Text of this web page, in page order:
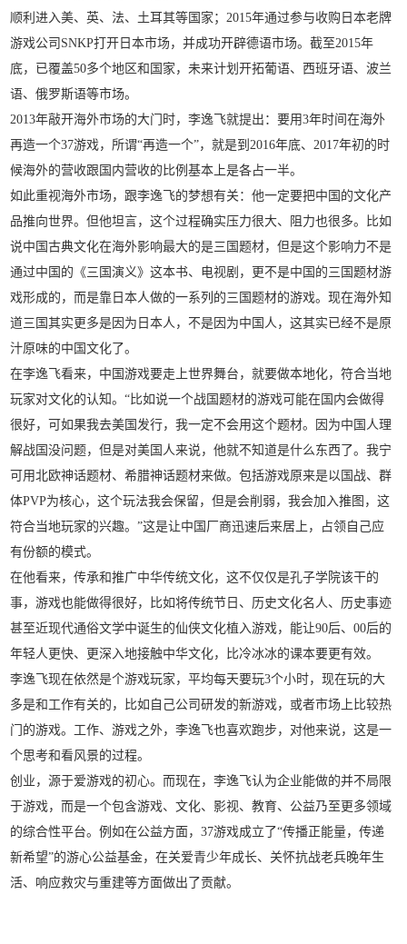
顺利进入美、英、法、土耳其等国家；2015年通过参与收购日本老牌
游戏公司SNKP打开日本市场，并成功开辟德语市场。截至2015年
底，已覆盖50多个地区和国家，未来计划开拓葡语、西班牙语、波兰
语、俄罗斯语等市场。
2013年敲开海外市场的大门时，李逸飞就提出：要用3年时间在海外
再造一个37游戏，所谓“再造一个”，就是到2016年底、2017年初的时
候海外的营收跟国内营收的比例基本上是各占一半。
如此重视海外市场，跟李逸飞的梦想有关：他一定要把中国的文化产
品推向世界。但他坦言，这个过程确实压力很大、阻力也很多。比如
说中国古典文化在海外影响最大的是三国题材，但是这个影响力不是
通过中国的《三国演义》这本书、电视剧，更不是中国的三国题材游
戏形成的，而是靠日本人做的一系列的三国题材的游戏。现在海外知
道三国其实更多是因为日本人，不是因为中国人，这其实已经不是原
汁原味的中国文化了。
在李逸飞看来，中国游戏要走上世界舞台，就要做本地化，符合当地
玩家对文化的认知。“比如说一个战国题材的游戏可能在国内会做得
很好，可如果我去美国发行，我一定不会用这个题材。因为中国人理
解战国没问题，但是对美国人来说，他就不知道是什么东西了。我宁
可用北欧神话题材、希腊神话题材来做。包括游戏原来是以国战、群
体PVP为核心，这个玩法我会保留，但是会削弱，我会加入推图，这
符合当地玩家的兴趣。”这是让中国厂商迅速后来居上，占领自己应
有份额的模式。
在他看来，传承和推广中华传统文化，这不仅仅是孔子学院该干的
事，游戏也能做得很好，比如将传统节日、历史文化名人、历史事迹
甚至近现代通俗文学中诞生的仙侠文化植入游戏，能让90后、00后的
年轻人更快、更深入地接触中华文化，比冷冰冰的课本要更有效。
李逸飞现在依然是个游戏玩家，平均每天要玩3个小时，现在玩的大
多是和工作有关的，比如自己公司研发的新游戏，或者市场上比较热
门的游戏。工作、游戏之外，李逸飞也喜欢跑步，对他来说，这是一
个思考和看风景的过程。
创业，源于爱游戏的初心。而现在，李逸飞认为企业能做的并不局限
于游戏，而是一个包含游戏、文化、影视、教育、公益乃至更多领域
的综合性平台。例如在公益方面，37游戏成立了“传播正能量，传递
新希望”的游心公益基金，在关爱青少年成长、关怀抗战老兵晚年生
活、响应救灾与重建等方面做出了贡献。